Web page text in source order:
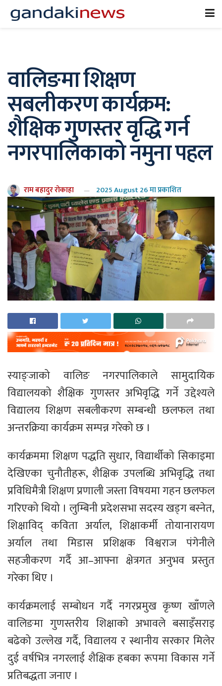
वालिङमा शिक्षण
सबलीकरण कार्यक्रम:
शैक्षिक गुणस्तर वृद्धि गर्न
नगरपालिकाको नमुना पहल
राम बहादुर रोकाहा 2025 August 26 मा प्रकाशित
स्याङ्जाको वालिङ नगरपालिकाले सामुदायिक
विद्यालयको शैक्षिक गुणस्तर अभिवृद्धि गर्ने उद्देश्यले
विद्यालय शिक्षण सबलीकरण सम्बन्धी छलफल तथा
अन्तरक्रिया कार्यक्रम सम्पन्न गरेको छ ।
कार्यक्रममा शिक्षण पद्धति सुधार, विद्यार्थीको सिकाइमा
देखिएका चुनौतीहरू, शैक्षिक उपलब्धि अभिवृद्धि तथा
प्रविधिमैत्री शिक्षण प्रणाली जस्ता विषयमा गहन छलफल
गरिएको थियो । लुम्बिनी प्रदेशसभा सदस्य खड्ग बस्नेत,
शिक्षाविद् कविता अर्याल, शिक्षाकर्मी तोयानारायण
अर्याल तथा मिडास प्रशिक्षक विश्वराज पंगेनीले
सहजीकरण गर्दै आ–आफ्ना क्षेत्रगत अनुभव प्रस्तुत
गरेका थिए ।
कार्यक्रमलाई सम्बोधन गर्दै नगरप्रमुख कृष्ण खाँणले
वालिङमा गुणस्तरीय शिक्षाको अभावले बसाइँसराइ
बढेको उल्लेख गर्दै, विद्यालय र स्थानीय सरकार मिलेर
दुई वर्षभित्र नगरलाई शैक्षिक हबका रूपमा विकास गर्ने
प्रतिबद्धता जनाए ।